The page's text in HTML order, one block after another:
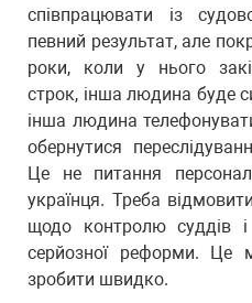
співпрацювати із
певний результат, але
роки, коли у нього
строк, інша людина буде
інша людина
обернутися
Це не питання
українця. Треба
щодо контролю суддів
серйозної реформи. Це
зробити швидко.